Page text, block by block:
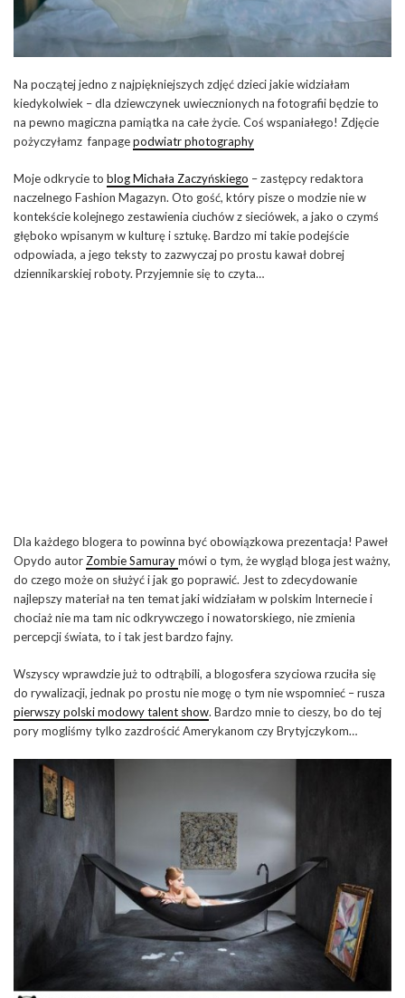
Na początej jedno z najpiękniejszych zdjęć dzieci jakie widziałam
kiedykolwiek – dla dziewczynek uwiecznionych na fotografii będzie to
na pewno magiczna pamiątka na całe życie. Coś wspaniałego! Zdjęcie
pożyczyłamz fanpagepodwiatr photography
Moje odkrycie to blog Michała Zaczyńskiego – zastępcy redaktora
naczelnego Fashion Magazyn. Oto gość, który pisze o modzie nie w
kontekście kolejnego zestawienia ciuchów z sieciówek, a jako o czymś
głęboko wpisanym w kulturę i sztukę. Bardzo mi takie podejście
odpowiada, a jego teksty to zazwyczaj po prostu kawał dobrej
dziennikarskiej roboty. Przyjemnie się to czyta…
Dla każdego blogera to powinna być obowiązkowa prezentacja! Paweł
Opydo autor Zombie Samuraymówi o tym, że wygląd bloga jest ważny,
do czego może on służyć i jak go poprawić. Jest to zdecydowanie
najlepszy materiał na ten temat jaki widziałam w polskim Internecie i
chociaż nie ma tam nic odkrywczego i nowatorskiego, nie zmienia
percepcji świata, to i tak jest bardzo fajny.
Wszyscy wprawdzie już to odtrąbili, a blogosfera szyciowa rzuciła się
do rywalizacji, jednak po prostu nie mogę o tym nie wspomnieć – rusza
pierwszy polski modowy talent show. Bardzo mnie to cieszy, bo do tej
pory mogliśmy tylko zazdrościć Amerykanom czy Brytyjczykom…